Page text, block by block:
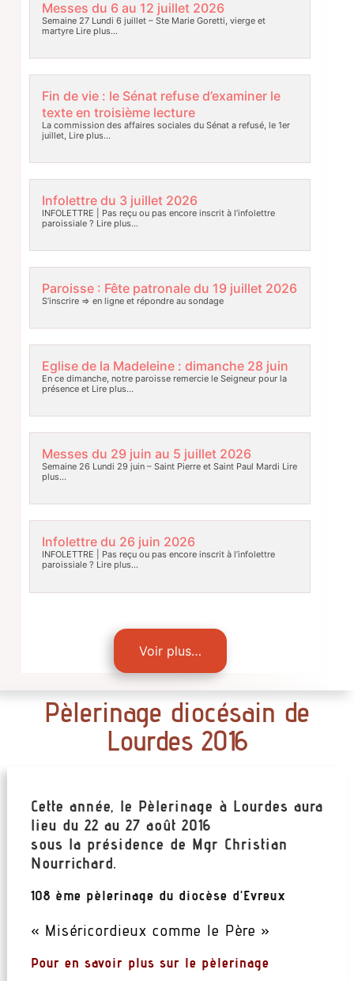
Messes du 6 au 12 juillet 2026
Semaine 27 Lundi 6 juillet – Ste Marie Goretti, vierge et
martyreLire plus…
Fin de vie : le Sénat refuse d’examiner le
texte en troisième lecture
La commission des affaires sociales du Sénat a refusé, le 1er
juillet, Lire plus…
Infolettre du 3 juillet 2026
INFOLETTRE | Pas reçu ou pas encore inscrit à l’infolettre
paroissiale ? Lire plus…
Paroisse : Fête patronale du 19 juillet 2026
S’inscrire => en ligne et répondre au sondage
Eglise de la Madeleine : dimanche 28 juin
En ce dimanche, notre paroisse remercie le Seigneur pour la
présence etLire plus…
Messes du 29 juin au 5 juillet 2026
Semaine 26 Lundi 29 juin – Saint Pierre et Saint Paul Mardi Lire
plus…
Infolettre du 26 juin 2026
INFOLETTRE | Pas reçu ou pas encore inscrit à l’infolettre
paroissiale ? Lire plus…
Voir plus…
Pèlerinage diocésain de
Lourdes 2016
Cette année, le Pèlerinage à Lourdes aura
lieu du 22 au 27 août 2016
sous la présidence de Mgr Christian
Nourrichard.
108 ème pèlerinage du diocèse d’Evreux
« Miséricordieux comme le Père »
Pour en savoir plus sur le pèlerinage